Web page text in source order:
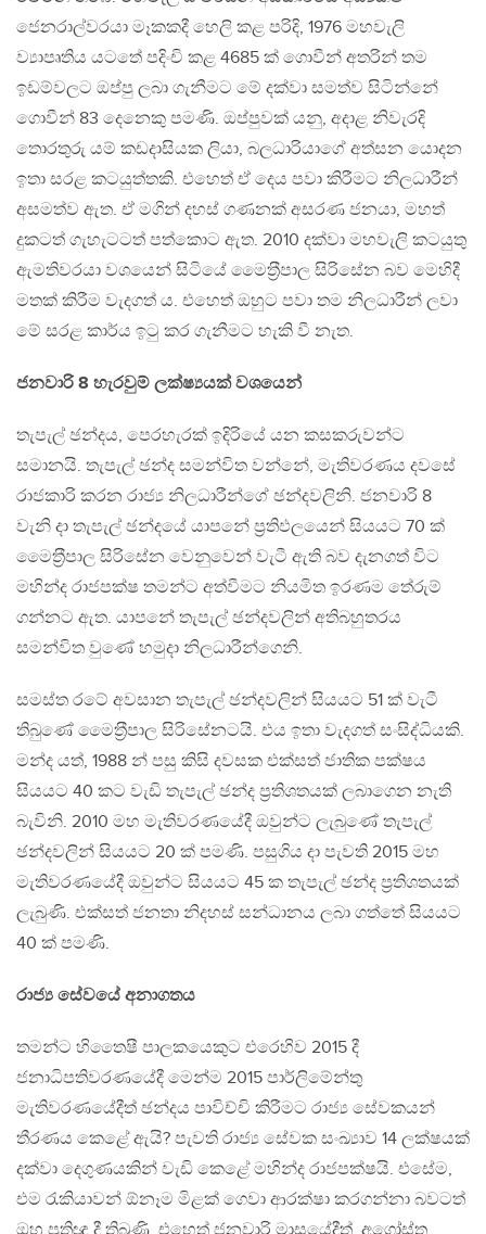
ජෙනරාල්වරයා මෑකකදී හෙලි කළ පරිදි, 1976 මහවැලි
ව්‍යාපෘතිය යටතේ පදිංචි කළ 4685 ක් ගොවීන් අතරින් තම
ඉඩම්වලට ඔප්පු ලබා ගැනීමට මේ දක්වා සමත්ව සිටින්නේ
ගොවීන් 83 දෙනෙකු පමණි. ඔප්පුවක් යනු, අදාළ නිවැරදි
තොරතුරු යම් කඩදාසියක ලියා, බලධාරියාගේ අත්සන යොදන
ඉතා සරළ කටයුත්තකි. එහෙත් ඒ දෙය පවා කිරීමට නිලධාරීන්
අසමත්ව ඇත. ඒ මගින් දහස් ගණනක් අසරණ ජනයා, මහත්
දුකටත් ගැහැටටත් පත්කොට ඇත. 2010 දක්වා මහවැලි කටයුතු
ඇමතිවරයා වශයෙන් සිටියේ මෛත‍්‍රීපාල සිරිසේන බව මෙහිදී
මතක් කිරීම වැදගත් ය. එහෙත් ඔහුට පවා තම නිලධාරීන් ලවා
මේ සරළ කාර්ය ඉටු කර ගැනීමට හැකි වී නැත.
ජනවාරි 8 හැරවුම් ලක්ෂ්‍යයක් වශයෙන්
තැපැල් ඡන්දය, පෙරහැරක් ඉදිරියේ යන කසකරුවන්ට
සමානයි. තැපැල් ඡන්ද සමන්විත වන්නේ, මැතිවරණය දවසේ
රාජකාරි කරන රාජ්‍ය නිලධාරීන්ගේ ඡන්දවලිනි. ජනවාරි 8
වැනි දා තැපැල් ඡන්දයේ යාපනේ ප‍්‍රතිඵලයෙන් සියයට 70 ක්
මෛත‍්‍රීපාල සිරිසේන වෙනුවෙන් වැටී ඇති බව දැනගත් විට
මහින්ද රාජපක්ෂ තමන්ට අත්වීමට නියමිත ඉරණම තේරුම්
ගන්නට ඇත. යාපනේ තැපැල් ඡන්දවලින් අතිබහුතරය
සමන්විත වුණේ හමුදා නිලධාරීන්ගෙනි.
සමස්ත රටේ අවසාන තැපැල් ඡන්දවලින් සියයට 51 ක් වැටී
තිබුණේ මෛත‍්‍රීපාල සිරිසේනටයි. එය ඉතා වැදගත් සංසිද්ධියකි.
මන්ද යත්, 1988 න් පසු කිසි දවසක එක්සත් ජාතික පක්ෂය
සියයට 40 කට වැඩි තැපැල් ඡන්ද ප‍්‍රතිශතයක් ලබාගෙන නැති
බැවිනි. 2010 මහ මැතිවරණයේදී ඔවුන්ට ලැබුණේ තැපැල්
ඡන්දවලින් සියයට 20 ක් පමණි. පසුගිය දා පැවති 2015 මහ
මැතිවරණයේදී ඔවුන්ට සියයට 45 ක තැපැල් ඡන්ද ප‍්‍රතිශතයක්
ලැබුණි. එක්සත් ජනතා නිදහස් සන්ධානය ලබා ගත්තේ සියයට
40 ක් පමණි.
රාජ්‍ය සේවයේ අනාගතය
තමන්ට හිතෛෂී පාලකයෙකුට එරෙහිව 2015 දී
ජනාධිපතිවරණයේදී මෙන්ම 2015 පාර්ලිමේන්තු
මැතිවරණයේදීත් ඡන්දය පාවිච්චි කිරීමට රාජ්‍ය සේවකයන්
තීරණය කෙළේ ඇයි? පැවති රාජ්‍ය සේවක සංඛ්‍යාව 14 ලක්ෂයක්
දක්වා දෙගුණයකින් වැඩි කෙළේ මහින්ද රාජපක්ෂයි. එසේම,
එම රැකියාවන් ඕනෑම මිළක් ගෙවා ආරක්ෂා කරගන්නා බවටත්
ඔහු ප‍්‍රතිඥා දී තිබුණි. එහෙත් ජනවාරි මාසයේදීත්, අගෝස්තු